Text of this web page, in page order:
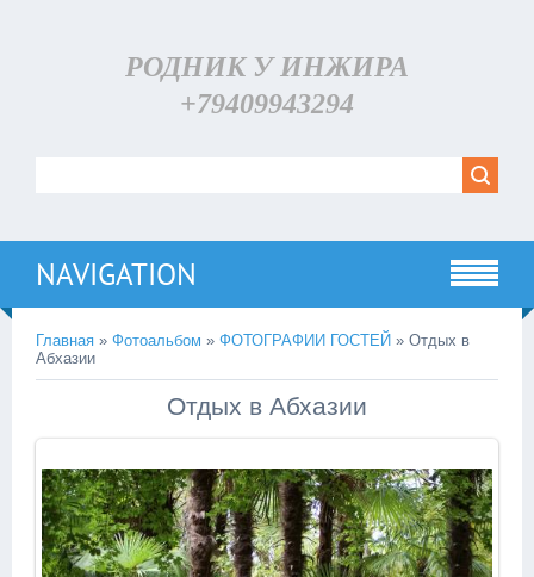
РОДНИК У ИНЖИРА
+79409943294
NAVIGATION
Главная » Фотоальбом » ФОТОГРАФИИ ГОСТЕЙ » Отдых в
Абхазии
Отдых в Абхазии